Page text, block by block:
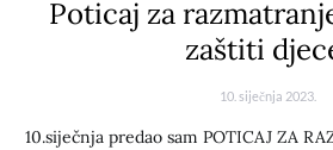
Poticaj za
zaštiti
10. siječnja 2023.
10.siječnja predao sam POTICAJ ZA